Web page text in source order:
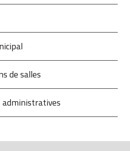
de salles
administratives